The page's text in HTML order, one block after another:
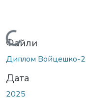
Вантажиться...
Файли
Диплом Войцешко-
Дата
2025